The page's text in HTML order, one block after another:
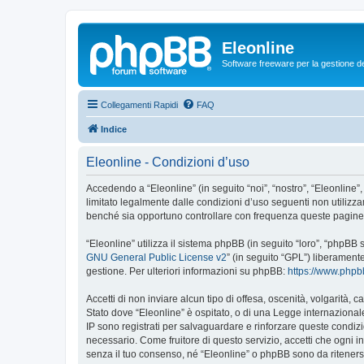
Eleonline
Software freeware per la gestione
Collegamenti Rapidi FAQ
Indice
Eleonline - Condizioni d’uso
Accedendo a “Eleonline” (in seguito “noi”, “nostro”,
limitato legalmente dalle condizioni d’uso seguenti non
benché sia opportuno controllare con frequenza queste
“Eleonline” utilizza il sistema phpBB (in seguito “loro”,
GNU General Public License v2” (in seguito “GPL”)
gestione. Per ulteriori informazioni su phpBB: https://
Accetti di non inviare alcun tipo di offesa, oscenità, volgarità,
Stato dove “Eleonline” è ospitato, o di una Legge
IP sono registrati per salvaguardare e rinforzare queste
necessario. Come fruitore di questo servizio, accetti che ogni
senza il tuo consenso, né “Eleonline” o phpBB sono da